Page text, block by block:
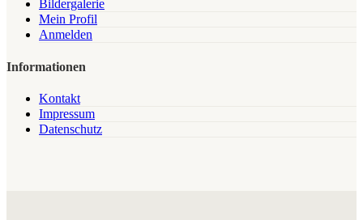
Bildergalerie
Mein Profil
Anmelden
Informationen
Kontakt
Impressum
Datenschutz